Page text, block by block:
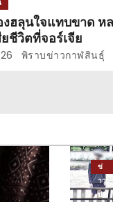
ฮลุนใจแทบขาด ห
ชีวิตที่จอร์เจีย
พิราบข่าวกาฬสินธุ์
ข่
าว
ปร